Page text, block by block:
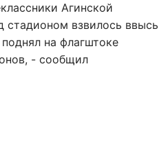
Агинской
взвилось ввысь
на флагштоке
- сообщил